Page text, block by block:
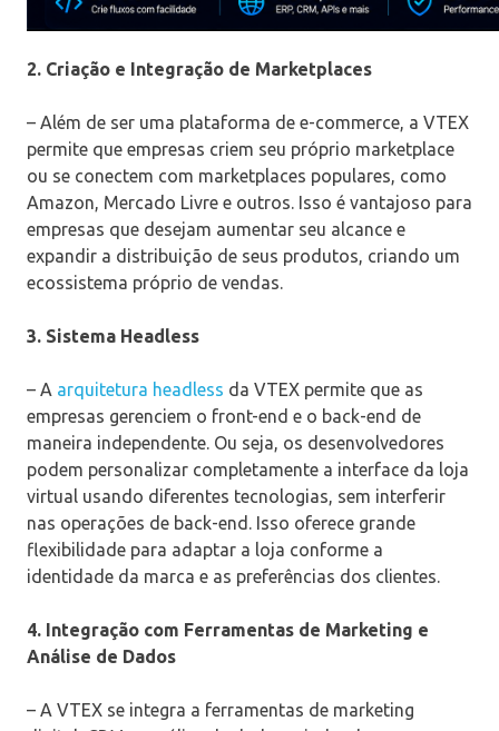
2. Criação e Integração de Marketplaces
– Além de ser uma plataforma de e-commerce, a VTEX
permite que empresas criem seu próprio marketplace
ou se conectem com marketplaces populares, como
Amazon, Mercado Livre e outros. Isso é vantajoso para
empresas que desejam aumentar seu alcance e
expandir a distribuição de seus produtos, criando um
ecossistema próprio de vendas.
3. Sistema Headless
– A arquitetura headless da VTEX permite que as
empresas gerenciem o front-end e o back-end de
maneira independente. Ou seja, os desenvolvedores
podem personalizar completamente a interface da loja
virtual usando diferentes tecnologias, sem interferir
nas operações de back-end. Isso oferece grande
flexibilidade para adaptar a loja conforme a
identidade da marca e as preferências dos clientes.
4. Integração com Ferramentas de Marketing e
Análise de Dados
– A VTEX se integra a ferramentas de marketing